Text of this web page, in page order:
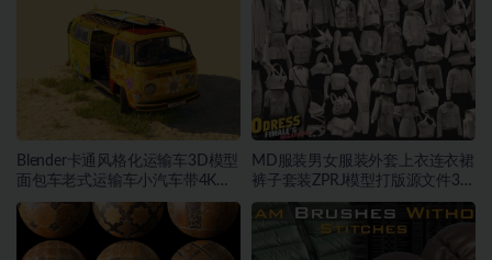
Blender卡通风格化运输车3D模型
面包车老式运输车小汽车带4K纹
理
MD服装男女服装外套上衣连衣裙
裤子套装ZPRJ模型打版源文件3D
服装